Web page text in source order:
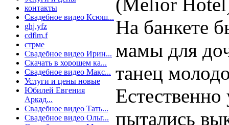
контакты
Свадебное видео Ксюш...
ghj,yfz
cdflm,f
стрме
Свадебное видео Ирин...
Скачать в хорошем ка...
Свадебное видео Макс...
Услуги и цены новые
Юбилей Евгения
Аркад...
Свадебное видео Тать...
Свадебное видео Ольг...
На банкете
мамы для
танец
пытались